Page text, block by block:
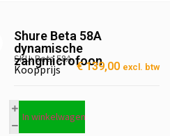
Shure Beta 58A
dynamische
zangmicrofoon
SKU: Beta 58A
Koopprijs €139,00 excl. btw
In winkelwagen